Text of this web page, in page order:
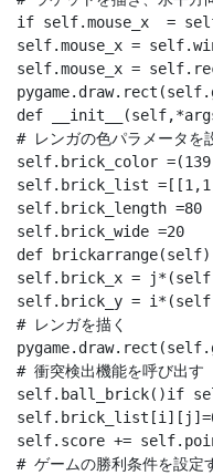
if self.mouse_x  =
self.mouse_x =
self.mouse_x =
def
# レンガの色パラメータを
self.brick_color
self.brick_list
self.brick_length =80
self.brick_wide =20
def
self.brick_x =
self.brick_y =
# レンガを描く
# 衝突検出機能を呼び出す
self.ball_brick()if
self.score +=
# ゲームの勝利条件を設定